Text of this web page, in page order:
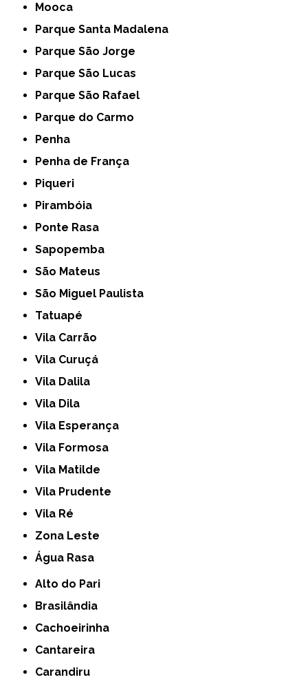
Mooca
Parque Santa Madalena
Parque São Jorge
Parque São Lucas
Parque São Rafael
Parque do Carmo
Penha
Penha de França
Piqueri
Pirambóia
Ponte Rasa
Sapopemba
São Mateus
São Miguel Paulista
Tatuapé
Vila Carrão
Vila Curuçá
Vila Dalila
Vila Dila
Vila Esperança
Vila Formosa
Vila Matilde
Vila Prudente
Vila Ré
Zona Leste
Água Rasa
Alto do Pari
Brasilândia
Cachoeirinha
Cantareira
Carandiru